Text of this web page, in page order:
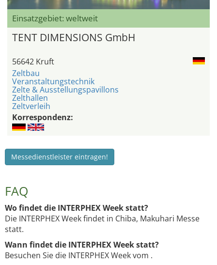
Einsatzgebiet: weltweit
TENT DIMENSIONS GmbH
56642 Kruft
Zeltbau
Veranstaltungstechnik
Zelte & Ausstellungspavillons
Zelthallen
Zeltverleih
Korrespondenz:
Messedienstleister eintragen!
FAQ
Wo findet die INTERPHEX Week statt?
Die INTERPHEX Week findet in Chiba, Makuhari Messe
statt.
Wann findet die INTERPHEX Week statt?
Besuchen Sie die INTERPHEX Week vom .